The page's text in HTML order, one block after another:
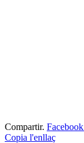
Compartir. Facebook
Copia l'enllaç